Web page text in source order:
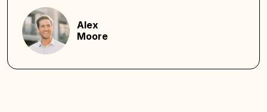
Alex
Moore